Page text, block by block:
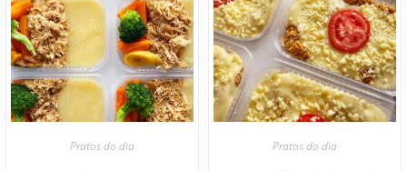
Pratos do dia Pratos do dia